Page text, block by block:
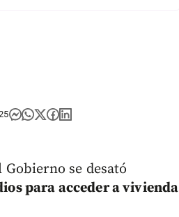
se desató
para acceder a vivienda